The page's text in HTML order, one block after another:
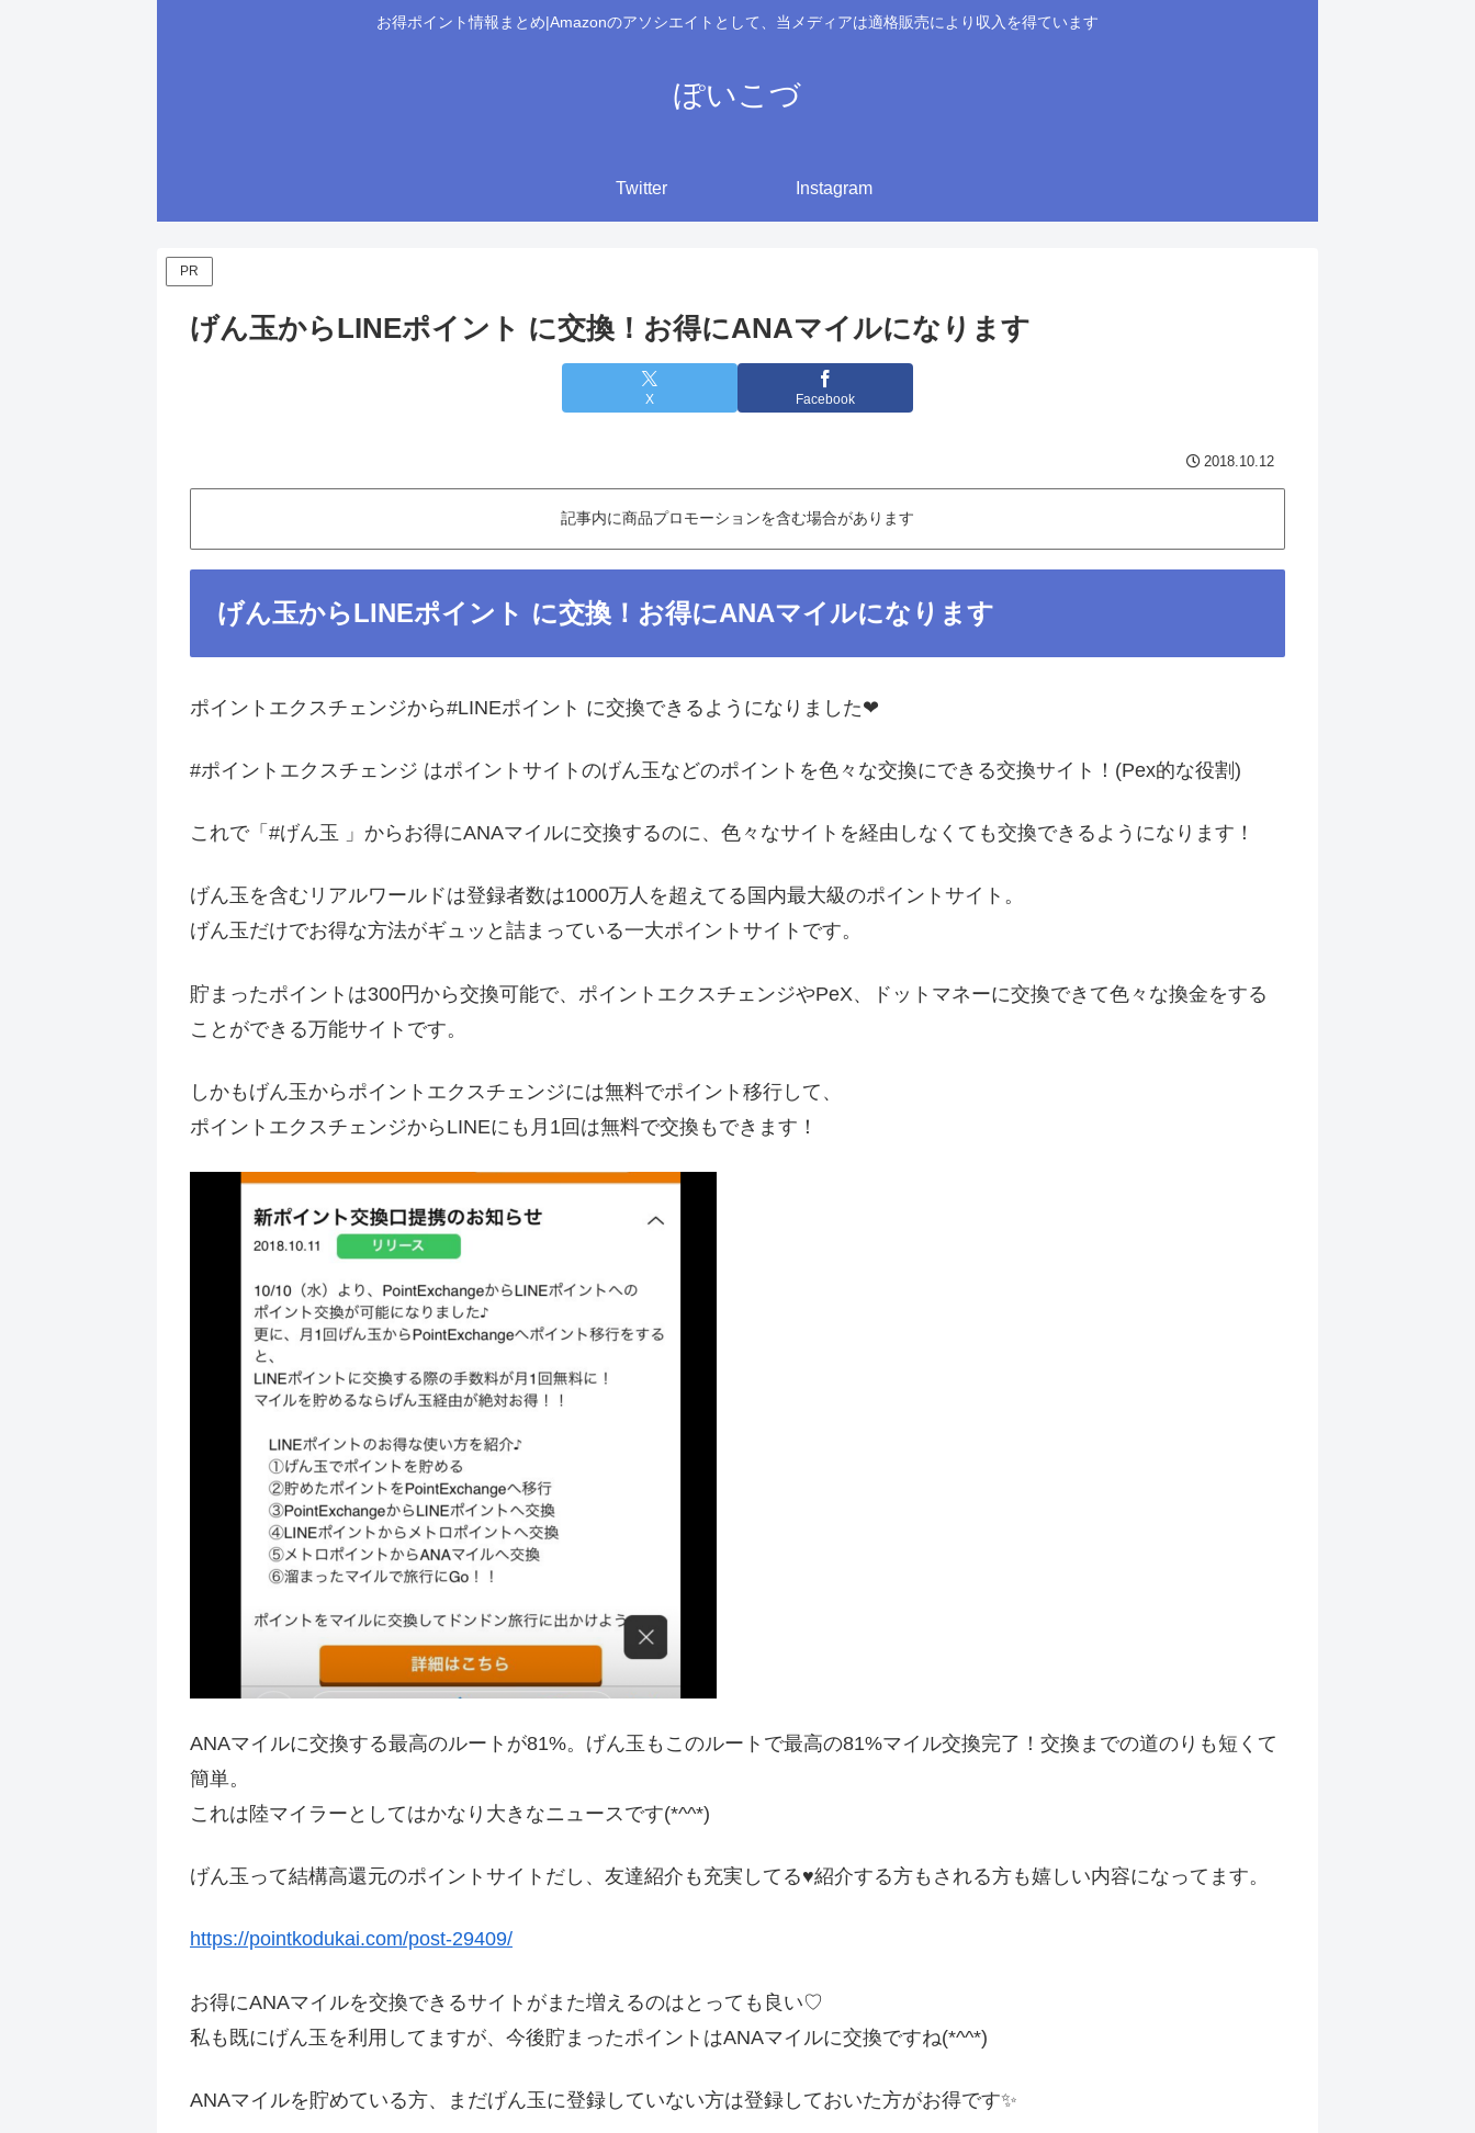
お得ポイント情報まとめ|Amazonのアソシエイトとして、当メディアは適格販売により収入を得ています
ぽいこづ
Twitter Instagram
PR
げん玉からLINEポイント に交換！お得にANAマイルになります
X Facebook
2018.10.12
記事内に商品プロモーションを含む場合があります
げん玉からLINEポイント に交換！お得にANAマイルになります
ポイントエクスチェンジから#LINEポイント に交換できるようになりました❤︎
#ポイントエクスチェンジ はポイントサイトのげん玉などのポイントを色々な交換にできる交換サイト！(Pex的な役割)
これで「#げん玉 」からお得にANAマイルに交換するのに、色々なサイトを経由しなくても交換できるようになります！
げん玉を含むリアルワールドは登録者数は1000万人を超えてる国内最大級のポイントサイト。
げん玉だけでお得な方法がギュッと詰まっている一大ポイントサイトです。
貯まったポイントは300円から交換可能で、ポイントエクスチェンジやPeX、ドットマネーに交換できて色々な換金をする
ことができる万能サイトです。
しかもげん玉からポイントエクスチェンジには無料でポイント移行して、
ポイントエクスチェンジからLINEにも月1回は無料で交換もできます！
ANAマイルに交換する最高のルートが81%。げん玉もこのルートで最高の81%マイル交換完了！交換までの道のりも短くて
簡単。
これは陸マイラーとしてはかなり大きなニュースです(*^^*)
げん玉って結構高還元のポイントサイトだし、友達紹介も充実してる♥紹介する方もされる方も嬉しい内容になってます。
https://pointkodukai.com/post-29409/
お得にANAマイルを交換できるサイトがまた増えるのはとっても良い♡
私も既にげん玉を利用してますが、今後貯まったポイントはANAマイルに交換ですね(*^^*)
ANAマイルを貯めている方、まだげん玉に登録していない方は登録しておいた方がお得です✨